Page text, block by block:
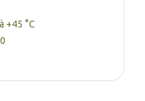
+45 °C